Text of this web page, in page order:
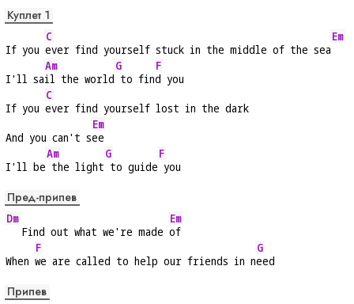
Куплет 1
If you
C
ever find yourself stuck in the middle of the sea
Em
I'll sa
Am
il the world
G
to fin
F
d you
If you
C
ever find yourself lost in the dark
And you can't s
Em
ee
I'll be
Am
the light
G
to guide
F
you
Пред-припев
Dm
   Find out what we're made
Em
of
When
F
we are called to help our friends in n
G
eed
Припев